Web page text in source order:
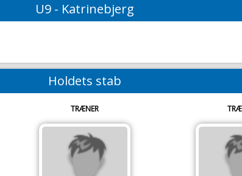
U9 - Katrinebjerg
Holdets stab
TRÆNER